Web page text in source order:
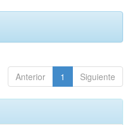
Anterior 1 Siguiente